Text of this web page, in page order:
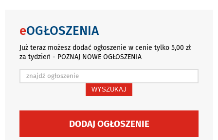
eOGŁOSZENIA
Już teraz możesz dodać ogłoszenie w cenie tylko 5,00 zł
za tydzień - POZNAJ NOWE OGŁOSZENIA
WYSZUKAJ
DODAJ OGŁOSZENIE